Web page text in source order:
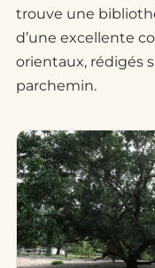
trouve une
d’une excellente
orientaux, rédigés
parchemin.